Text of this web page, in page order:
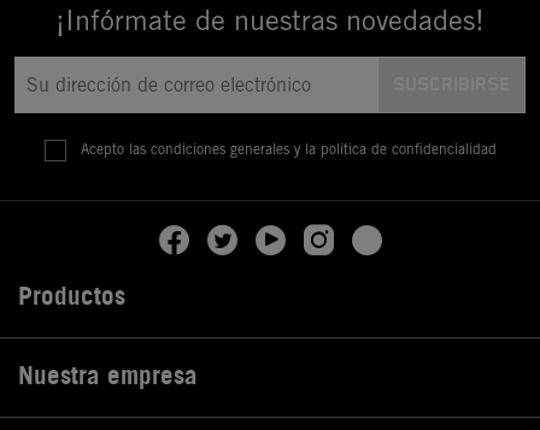
¡Infórmate de nuestras novedades!
Acepto las condiciones generales y la política de confidencialidad
Productos
Nuestra empresa